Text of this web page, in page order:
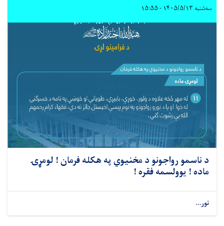
سه‌شنبه ۱۴۰۵/۵/۱۳ - ۱۵:۵۵
د ناسمو رواجونو د مخنیوي په هکله فرمان ! لومړۍ
ماده ! یوولسمه فقره !
نور...